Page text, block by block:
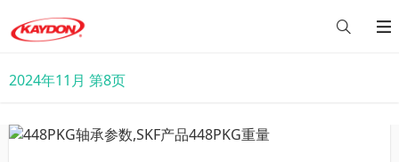
2024年11月 第8页